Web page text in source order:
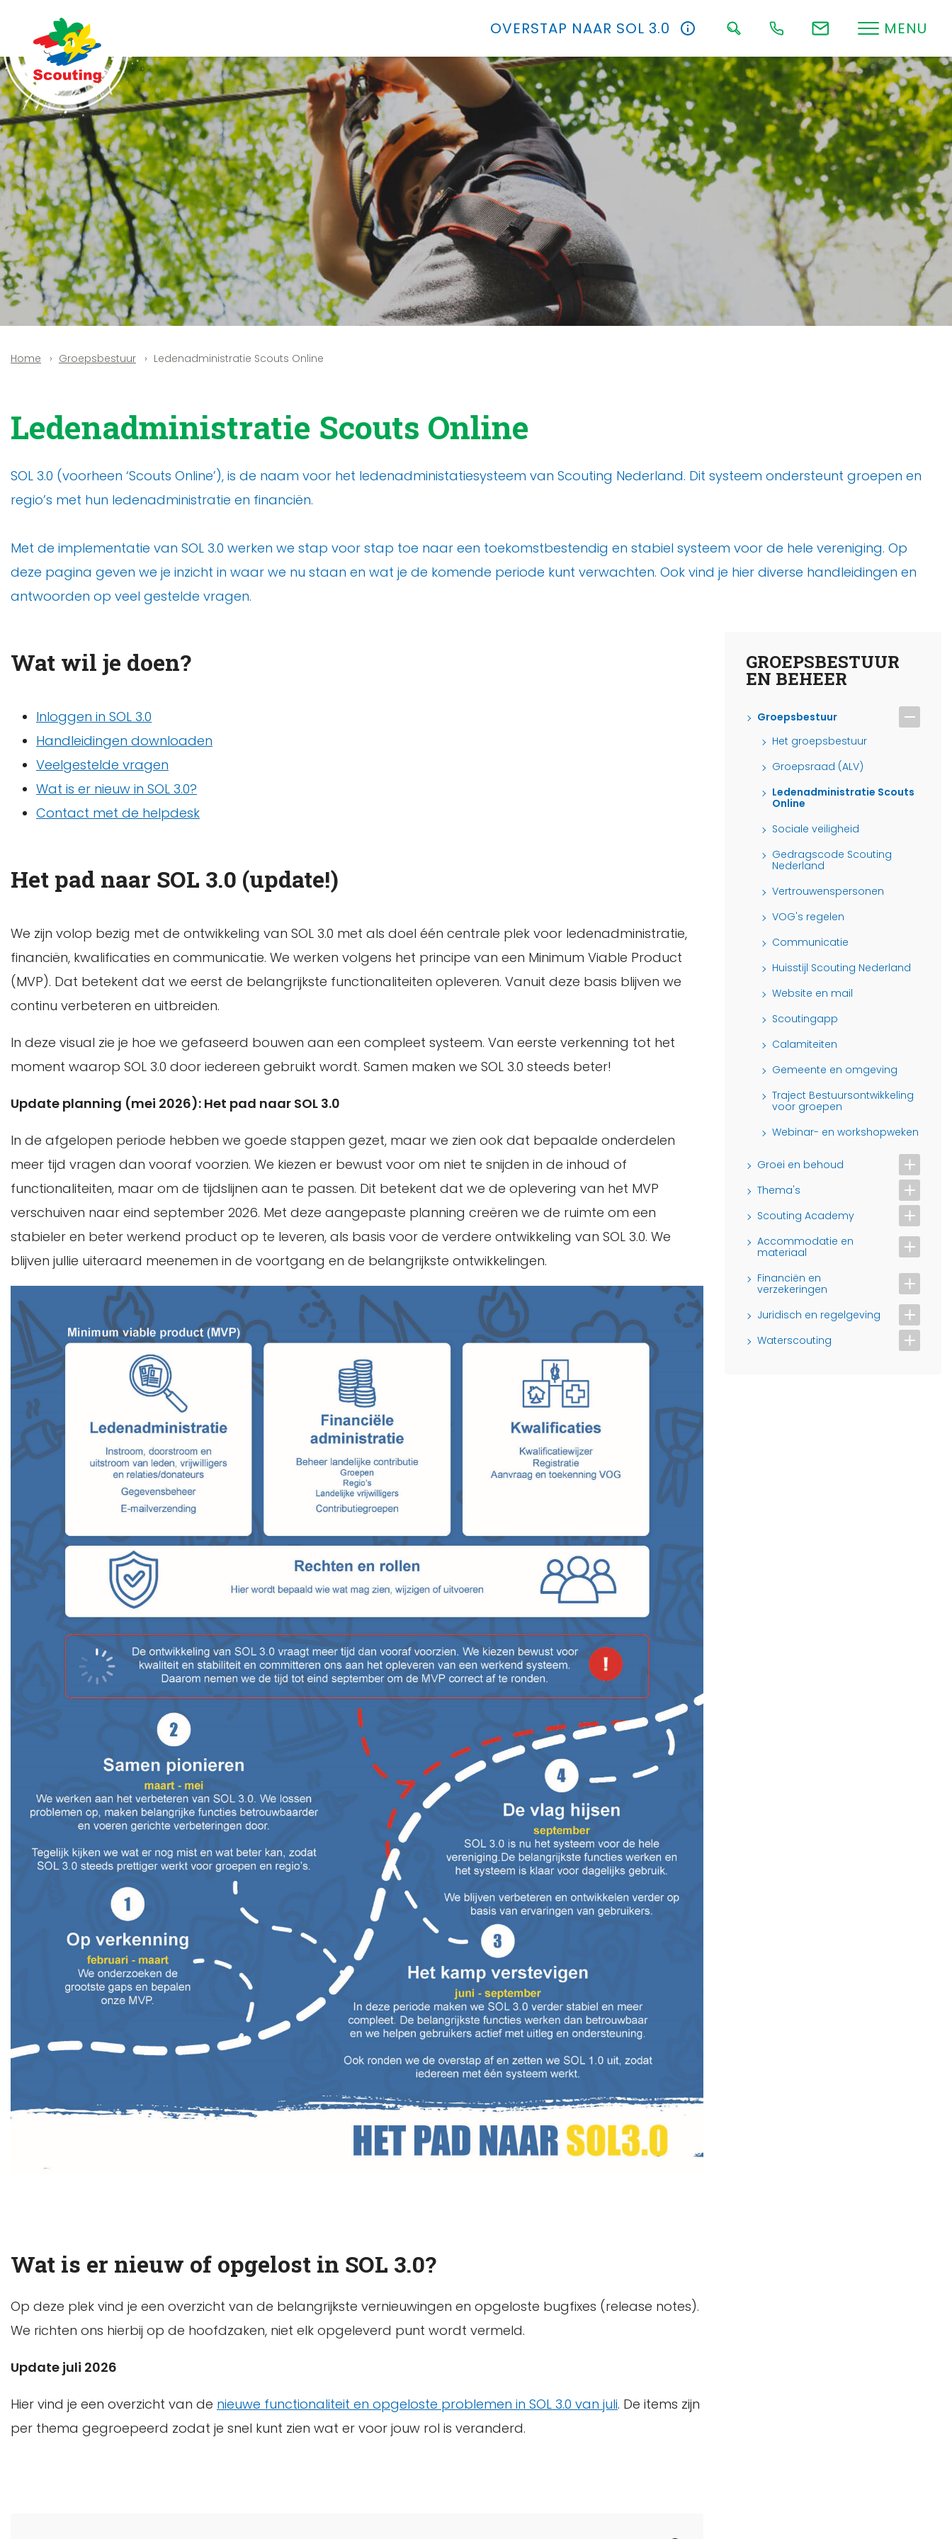
OVERSTAP NAAR SOL 3.0 MENU
Home Groepsbestuur Ledenadministratie Scouts Online
Ledenadministratie Scouts Online
SOL 3.0 (voorheen ‘Scouts Online’), is de naam voor het ledenadministatiesysteem van Scouting Nederland. Dit systeem ondersteunt groepen en
regio’s met hun ledenadministratie en financiën.
Met de implementatie van SOL 3.0 werken we stap voor stap toe naar een toekomstbestendig en stabiel systeem voor de hele vereniging. Op
deze pagina geven we je inzicht in waar we nu staan en wat je de komende periode kunt verwachten. Ook vind je hier diverse handleidingen en
antwoorden op veel gestelde vragen.
Wat wil je doen?
Inloggen in SOL 3.0
Handleidingen downloaden
Veelgestelde vragen
Wat is er nieuw in SOL 3.0?
Contact met de helpdesk
Het pad naar SOL 3.0 (update!)
We zijn volop bezig met de ontwikkeling van SOL 3.0 met als doel één centrale plek voor ledenadministratie,
financiën, kwalificaties en communicatie. We werken volgens het principe van een Minimum Viable Product
(MVP). Dat betekent dat we eerst de belangrijkste functionaliteiten opleveren. Vanuit deze basis blijven we
continu verbeteren en uitbreiden.
In deze visual zie je hoe we gefaseerd bouwen aan een compleet systeem. Van eerste verkenning tot het
moment waarop SOL 3.0 door iedereen gebruikt wordt. Samen maken we SOL 3.0 steeds beter!
Update planning (mei 2026): Het pad naar SOL 3.0
In de afgelopen periode hebben we goede stappen gezet, maar we zien ook dat bepaalde onderdelen
meer tijd vragen dan vooraf voorzien. We kiezen er bewust voor om niet te snijden in de inhoud of
functionaliteiten, maar om de tijdslijnen aan te passen. Dit betekent dat we de oplevering van het MVP
verschuiven naar eind september 2026. Met deze aangepaste planning creëren we de ruimte om een
stabieler en beter werkend product op te leveren, als basis voor de verdere ontwikkeling van SOL 3.0. We
blijven jullie uiteraard meenemen in de voortgang en de belangrijkste ontwikkelingen.
Wat is er nieuw of opgelost in SOL 3.0?
Op deze plek vind je een overzicht van de belangrijkste vernieuwingen en opgeloste bugfixes (release notes).
We richten ons hierbij op de hoofdzaken, niet elk opgeleverd punt wordt vermeld.
Update juli 2026
Hier vind je een overzicht van de nieuwe functionaliteit en opgeloste problemen in SOL 3.0 van juli. De items zijn
per thema gegroepeerd zodat je snel kunt zien wat er voor jouw rol is veranderd.
GROEPSBESTUUR
EN BEHEER
Groepsbestuur
Het groepsbestuur
Groepsraad (ALV)
Ledenadministratie Scouts
Online
Sociale veiligheid
Gedragscode Scouting
Nederland
Vertrouwenspersonen
VOG's regelen
Communicatie
Huisstijl Scouting Nederland
Website en mail
Scoutingapp
Calamiteiten
Gemeente en omgeving
Traject Bestuursontwikkeling
voor groepen
Webinar- en workshopweken
Groei en behoud
Thema's
Scouting Academy
Accommodatie en
materiaal
Financiën en
verzekeringen
Juridisch en regelgeving
Waterscouting